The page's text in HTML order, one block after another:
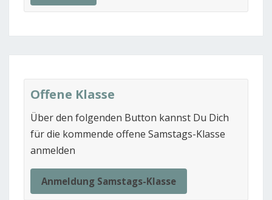
Offene Klasse
Über den folgenden Button kannst Du Dich
für die kommende offene Samstags-Klasse
anmelden
Anmeldung Samstags-Klasse